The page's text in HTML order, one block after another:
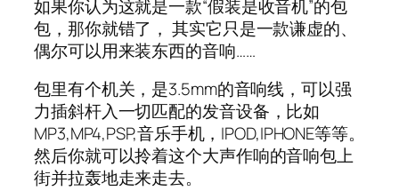
如果你认为这就是一款“假装是收音机”的包
包，那你就错了， 其实它只是一款谦虚的、
偶尔可以用来装东西的音响……
包里有个机关，是3.5mm的音响线，可以强
力插斜杆入一切匹配的发音设备，比如
MP3,MP4,PSP,音乐手机，IPOD,IPHONE等等。
然后你就可以拎着这个大声作响的音响包上
街并拉轰地走来走去。